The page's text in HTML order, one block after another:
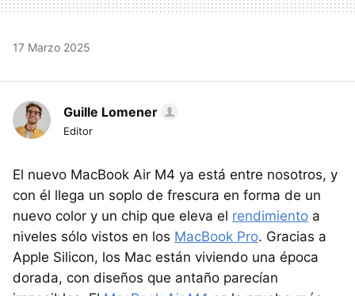
17 Marzo 2025
Guille Lomener
Editor
El nuevo MacBook Air M4 ya está entre nosotros, y
con él llega un soplo de frescura en forma de un
nuevo color y un chip que eleva el rendimiento a
niveles sólo vistos en los MacBook Pro. Gracias a
Apple Silicon, los Mac están viviendo una época
dorada, con diseños que antaño parecían